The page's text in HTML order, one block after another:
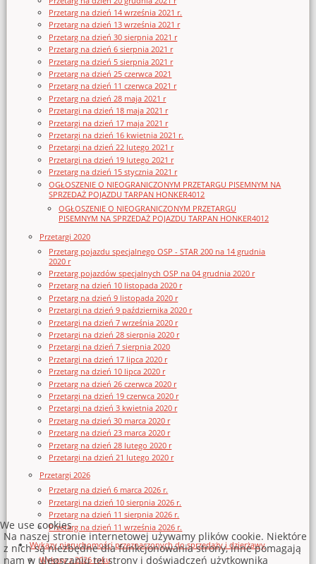
Przetarg na dzień 14 września 2021 r.
Przetarg na dzień 13 września 2021 r
Przetarg na dzień 30 sierpnia 2021 r
Przetarg na dzień 6 sierpnia 2021 r
Przetarg na dzień 5 sierpnia 2021 r
Przetarg na dzień 25 czerwca 2021
Przetarg na dzień 11 czerwca 2021 r
Przetarg na dzień 28 maja 2021 r
Przetargi na dzień 18 maja 2021 r
Przetargi na dzień 17 maja 2021 r
Przetargi na dzień 16 kwietnia 2021 r.
Przetargi na dzień 22 lutego 2021 r
Przetargi na dzień 19 lutego 2021 r
Przetarg na dzień 15 stycznia 2021 r
OGŁOSZENIE O NIEOGRANICZONYM PRZETARGU PISEMNYM NA
SPRZEDAŻ POJAZDU TARPAN HONKER4012
OGŁOSZENIE O NIEOGRANICZONYM PRZETARGU
PISEMNYM NA SPRZEDAŻ POJAZDU TARPAN HONKER4012
Przetargi 2020
Przetarg pojazdu specjalnego OSP - STAR 200 na 14 grudnia
2020 r
Przetarg pojazdów specjalnych OSP na 04 grudnia 2020 r
Przetarg na dzień 10 listopada 2020 r
Przetarg na dzień 9 listopada 2020 r
Przetargi na dzień 9 października 2020 r
Przetargi na dzień 7 września 2020 r
Przetargi na dzień 28 sierpnia 2020 r
Przetargi na dzień 7 sierpnia 2020
Przetargi na dzień 17 lipca 2020 r
Przetarg na dzień 10 lipca 2020 r
Przetarg na dzień 26 czerwca 2020 r
Przetargi na dzień 19 czerwca 2020 r
Przetargi na dzień 3 kwietnia 2020 r
Przetarg na dzień 30 marca 2020 r
Przetarg na dzień 23 marca 2020 r
Przetarg na dzień 28 lutego 2020 r
Przetargi na dzień 21 lutego 2020 r
Przetargi 2026
Przetarg na dzień 6 marca 2026 r.
Przetargi na dzień 10 sierpnia 2026 r.
Przetarg na dzień 11 sierpnia 2026 r.
Przetarg na dzień 11 września 2026 r.
Wykazy nieruchomości przeznaczonych do sprzedaży i dzierżawy
Wykazy z 2026 roku
We use cookies
Na naszej stronie internetowej używamy plików cookie. Niektóre
z nich są niezbędne dla funkcjonowania strony, inne pomagają
nam w ulepszaniu tej strony i doświadczeń użytkownika